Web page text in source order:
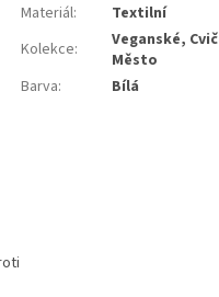
Materiál:
Textilní
Kolekce:
Veganské,
Město
Barva: Bílá